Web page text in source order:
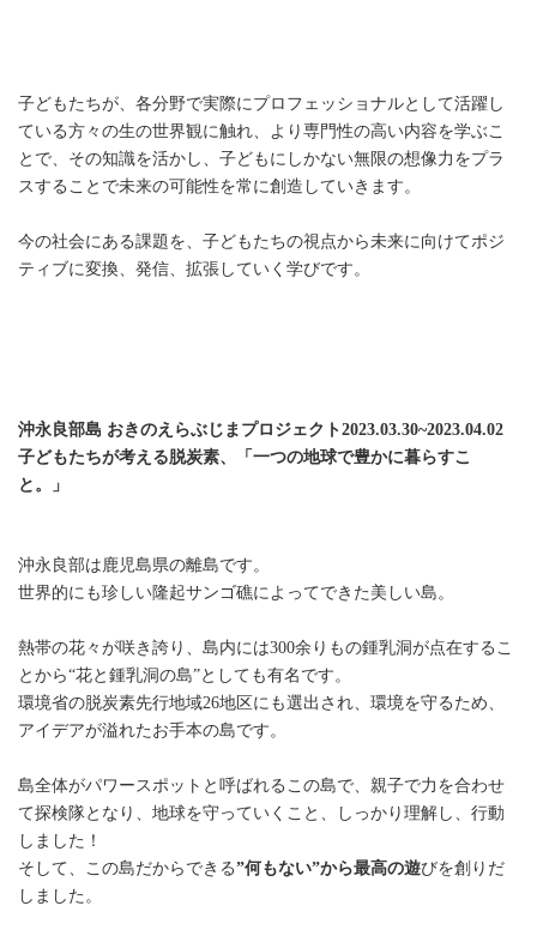
子どもたちが、各分野で実際にプロフェッショナルとして活躍し
ている方々の生の世界観に触れ、より専門性の高い内容を学ぶこ
とで、その知識を活かし、子どもにしかない無限の想像力をプラ
スすることで未来の可能性を常に創造していきます。
今の社会にある課題を、子どもたちの視点から未来に向けてポジ
ティブに変換、発信、拡張していく学びです。
沖永良部島 おきのえらぶじまプロジェクト2023.03.30~2023.04.02
子どもたちが考える脱炭素、「一つの地球で豊かに暮らすこ
と。」
沖永良部は鹿児島県の離島です。
世界的にも珍しい隆起サンゴ礁によってできた美しい島。
熱帯の花々が咲き誇り、島内には300余りもの鍾乳洞が点在するこ
とから“花と鍾乳洞の島”としても有名です。
環境省の脱炭素先行地域26地区にも選出され、環境を守るため、
アイデアが溢れたお手本の島です。
島全体がパワースポットと呼ばれるこの島で、親子で力を合わせ
て探検隊となり、地球を守っていくこと、しっかり理解し、行動
しました！
そして、この島だからできる”何もない”から最高の遊びを創りだ
しました。